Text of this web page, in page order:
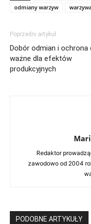
odmiany warzyw
Poprzedni artykuł
Dobór odmian i ochrona
ważne dla efektów
produkcyjnych
Redaktor
zawodowo od 2004
PODOBNE ARTYKUŁY